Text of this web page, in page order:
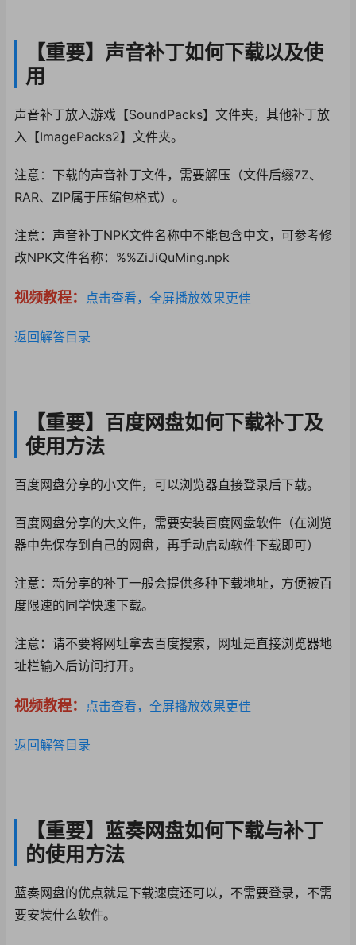
【重要】声音补丁如何下载以及使
用
声音补丁放入游戏【SoundPacks】文件夹，其他补丁放
入【ImagePacks2】文件夹。
注意：下载的声音补丁文件，需要解压（文件后缀7Z、
RAR、ZIP属于压缩包格式） 。
注意： 声音补丁NPK文件名称中不能包含中文，可参考修
改NPK文件名称：%%ZiJiQuMing.npk
视频教程： 点击查看，全屏播放效果更佳
返回解答目录
【重要】百度网盘如何下载补丁及
使用方法
百度网盘分享的小文件，可以浏览器直接登录后下载。
百度网盘分享的大文件，需要安装百度网盘软件（在浏览
器中先保存到自己的网盘，再手动启动软件下载即可）
注意：新分享的补丁一般会提供多种下载地址 ，方便被百
度限速的同学快速下载。
注意：请不要将网址拿去百度搜索，网址是直接浏览器地
址栏输入后访问打开。
视频教程： 点击查看，全屏播放效果更佳
返回解答目录
【重要】蓝奏网盘如何下载与补丁
的使用方法
蓝奏网盘的优点就是下载速度还可以，不需要登录，不需
要安装什么软件。